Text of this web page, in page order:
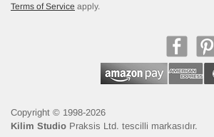
Terms of Service apply.
Copyright © 1998-2026
Kilim Studio Praksis Ltd. tescilli markasıdır.